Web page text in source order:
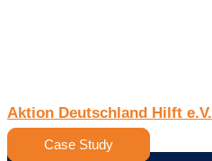
Aktion Deutschland Hilft e.V.
Case Study